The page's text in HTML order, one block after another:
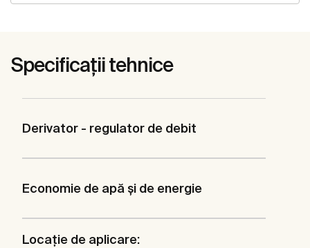
Specificații tehnice
Derivator - regulator de debit
Economie de apă şi de energie
Locaţie de aplicare: